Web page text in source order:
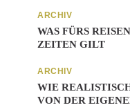
ARCHIV
WAS FÜRS
ZEITEN GILT
ARCHIV
WIE
VON DER